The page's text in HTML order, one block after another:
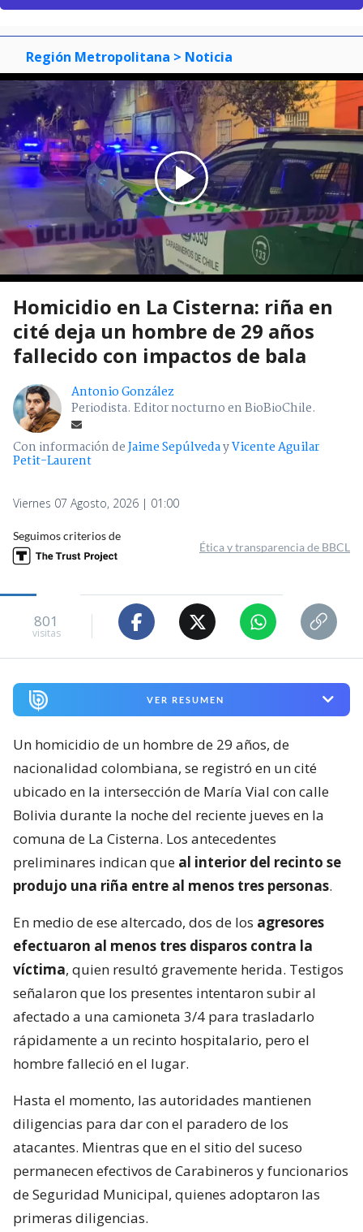
Región Metropolitana > Noticia
Homicidio en La Cisterna: riña en
cité deja un hombre de 29 años
fallecido con impactos de bala
Antonio González
Periodista. Editor nocturno en BioBioChile.
Con información deJaime SepúlvedayVicente Aguilar
Petit-Laurent
Viernes 07 Agosto, 2026 | 01:00
Seguimos criterios de
Ética y transparencia de BBCL
801
visitas
VER RESUMEN
Un homicidio de un hombre de 29 años, de
nacionalidad colombiana, se registró en un cité
ubicado en la intersección de María Vial con calle
Bolivia durante la noche del reciente jueves en la
comuna de La Cisterna. Los antecedentes
preliminares indican que al interior del recinto se
produjo una riña entre al menos tres personas.
En medio de ese altercado, dos de los agresores
efectuaron al menos tres disparos contra la
víctima, quien resultó gravemente herida. Testigos
señalaron que los presentes intentaron subir al
afectado a una camioneta 3/4 para trasladarlo
rápidamente a un recinto hospitalario, pero el
hombre falleció en el lugar.
Hasta el momento, las autoridades mantienen
diligencias para dar con el paradero de los
atacantes. Mientras que en el sitio del suceso
permanecen efectivos de Carabineros y funcionarios
de Seguridad Municipal, quienes adoptaron las
primeras diligencias.